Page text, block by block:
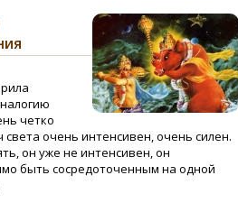
четко
света очень интенсивен, очень силен.
он уже не интенсивен, он
быть сосредоточенным на одной